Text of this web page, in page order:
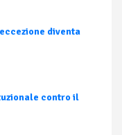
diventa
contro il